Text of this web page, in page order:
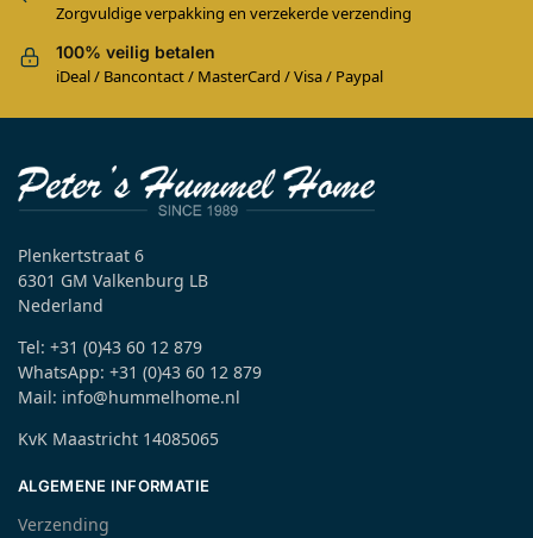
Zorgvuldige verpakking en verzekerde verzending
100% veilig betalen
iDeal / Bancontact / MasterCard / Visa / Paypal
Plenkertstraat 6
6301 GM Valkenburg LB
Nederland
Tel: +31 (0)43 60 12 879
WhatsApp: +31 (0)43 60 12 879
Mail: info@hummelhome.nl
KvK Maastricht 14085065
ALGEMENE INFORMATIE
Verzending